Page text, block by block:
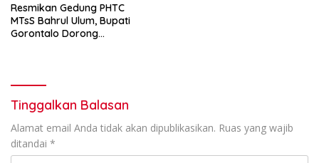
Resmikan Gedung PHTC
MTsS Bahrul Ulum, Bupati
Gorontalo Dorong
Tinggalkan Balasan
Alamat email Anda tidak akan dipublikasikan. Ruas yang wajib
ditandai *